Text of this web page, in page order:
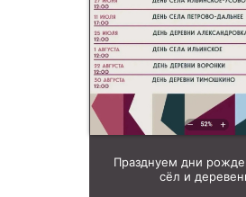
Празднуем дни
сёл и